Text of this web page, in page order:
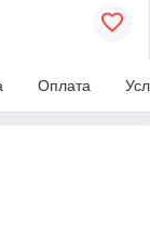
Оплата